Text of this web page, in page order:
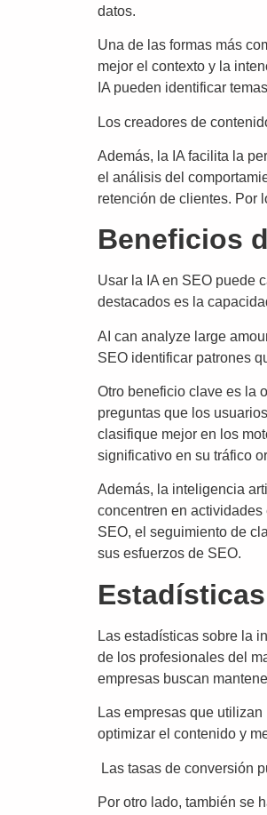
datos.
Una de las formas más
mejor el contexto y la
IA pueden identificar
Los creadores de
Además, la IA facilita la
el análisis del
retención de clientes. Por
Beneficios
Usar la IA en SEO puede
destacados es la
AI can analyze large
SEO identificar patrones
Otro beneficio clave es la
preguntas que los
clasifique mejor en los
significativo en su tráfico
Además, la inteligencia
concentren en
SEO, el seguimiento de
sus esfuerzos de SEO.
Las estadísticas sobre la
de los profesionales del
empresas buscan
Las empresas que
optimizar el contenido y
Las tasas de conversión
Por otro lado, también se